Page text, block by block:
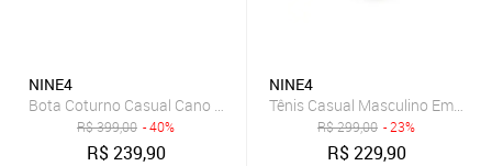
NINE4
Bota Coturno Casual Cano Curto Masculino Nine4 Macio
R$399,00 - 40%
R$239,90
NINE4
Tênis Casual Masculino Em
R$299,00 - 23%
R$229,90